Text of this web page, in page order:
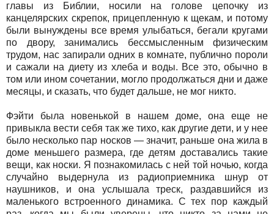
главы из Библии, носили на голове цепочку из
канцелярских скрепок, прицепленную к щекам, и потому
были вынуждены все время улыбаться, бегали кругами
по двору, занимались бессмысленным физическим
трудом, нас запирали одних в комнате, публично пороли
и сажали на диету из хлеба и воды. Все это, обычно в
том или ином сочетании, могло продолжаться дни и даже
месяцы, и сказать, что будет дальше, не мог никто.
Фэйти была новенькой в нашем доме, она еще не
привыкла вести себя так же тихо, как другие дети, и у нее
было несколько пар носков — значит, раньше она жила в
доме меньшего размера, где детям доставались такие
вещи, как носки. Я познакомилась с ней той ночью, когда
случайно выдернула из радиоприемника шнур от
наушников, и она услышала треск, раздавшийся из
маленького встроенного динамика. С тех пор каждый